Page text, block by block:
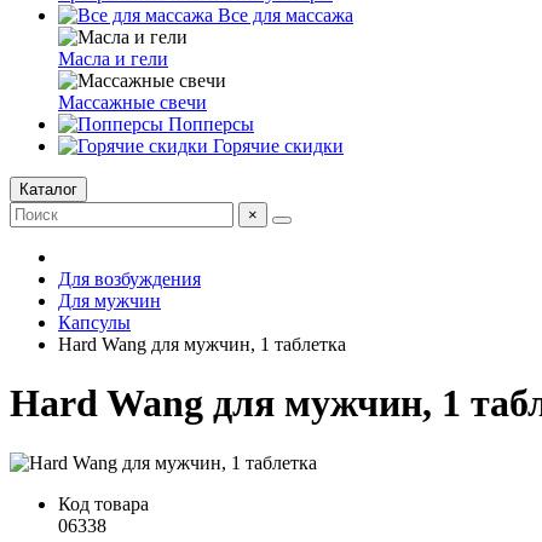
Все для массажа
Масла и гели
Массажные свечи
Попперсы
Горячие скидки
Каталог
×
Для возбуждения
Для мужчин
Капсулы
Hard Wang для мужчин, 1 таблетка
Hard Wang для мужчин, 1
Код товара
06338